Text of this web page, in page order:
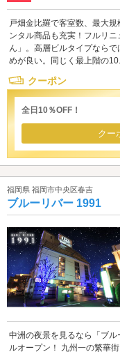
戸畑金比羅で客室数、最大
ンタル商品も充実！フルリ
ん」。高層ビルタイプなら
めが良い。同じく最上階の
クーポン
全日10％OFF！
クー
福岡県 福岡市中央区春吉
ブルーリバー 1991
中洲の夜景を見るなら「ブ
ルオープン！ 九州一の繁華